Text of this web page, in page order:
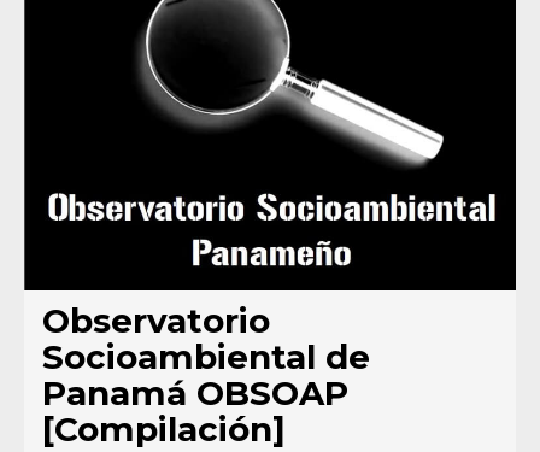
Observatorio
Socioambiental de
Panamá OBSOAP
[Compilación]